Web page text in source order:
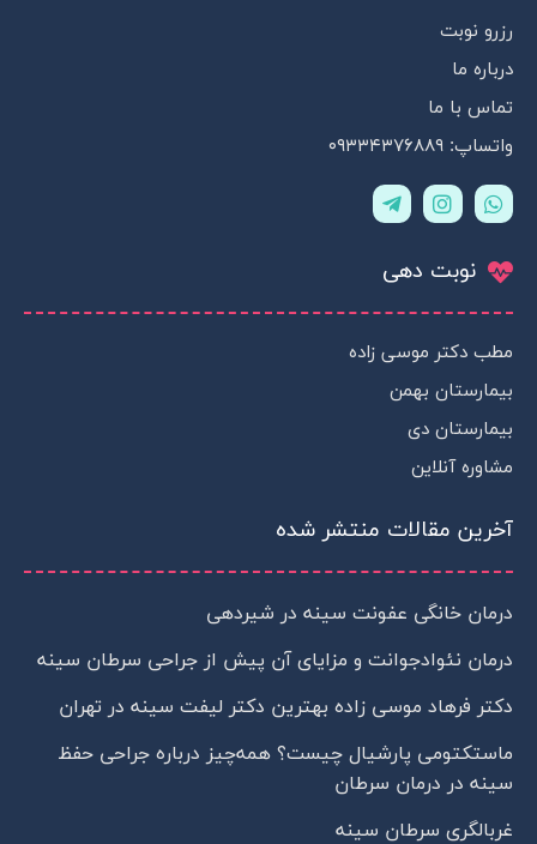
رزرو نوبت
درباره ما
تماس با ما
واتساپ: ۰۹۳۳۴۳۷۶۸۸۹
W
h
t
s
p
p
I
n
a
r
a
m
T
e
g
a
m
-
p
l
نوبت دهی
مطب دکتر موسی زاده
بیمارستان بهمن
بیمارستان دی
مشاوره آنلاین
آخرین مقالات منتشر شده
درمان خانگی عفونت سینه در شیردهی
درمان نئوادجوانت و مزایای آن پیش از جراحی سرطان سینه
دکتر فرهاد موسی زاده بهترین دکتر لیفت سینه در تهران
ماستکتومی پارشیال چیست؟ همه‌چیز درباره جراحی حفظ
سینه در درمان سرطان
غربالگری سرطان سینه